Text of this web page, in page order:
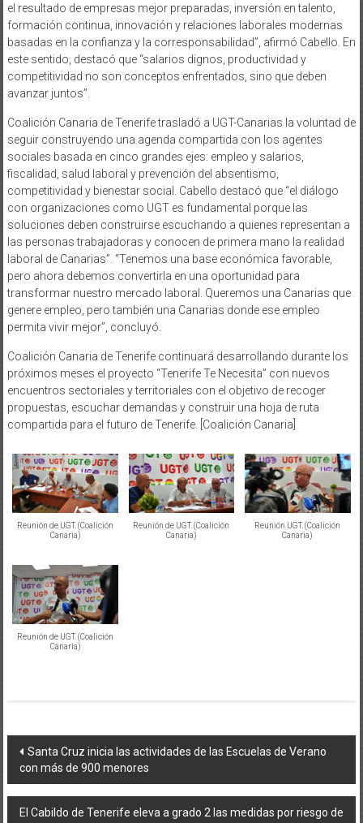
el resultado de empresas mejor preparadas, inversión en talento,
formación continua, innovación y relaciones laborales modernas
basadas en la confianza y la corresponsabilidad”, afirmó Cabello. En
este sentido, destacó que “salarios dignos, productividad y
competitividad no son conceptos enfrentados, sino que deben
avanzar juntos”.
Coalición Canaria de Tenerife trasladó a UGT-Canarias la voluntad de
seguir construyendo una agenda compartida con los agentes
sociales basada en cinco grandes ejes: empleo y salarios,
fiscalidad, salud laboral y prevención del absentismo,
competitividad y bienestar social. Cabello destacó que “el diálogo
con organizaciones como UGT es fundamental porque las
soluciones deben construirse escuchando a quienes representan a
las personas trabajadoras y conocen de primera mano la realidad
laboral de Canarias”. “Tenemos una base económica favorable,
pero ahora debemos convertirla en una oportunidad para
transformar nuestro mercado laboral. Queremos una Canarias que
genere empleo, pero también una Canarias donde ese empleo
permita vivir mejor”, concluyó.
Coalición Canaria de Tenerife continuará desarrollando durante los
próximos meses el proyecto “Tenerife Te Necesita” con nuevos
encuentros sectoriales y territoriales con el objetivo de recoger
propuestas, escuchar demandas y construir una hoja de ruta
compartida para el futuro de Tenerife. [Coalición Canaria]
Reunión de UGT. (Coalición
Canaria)
Reunión de UGT. (Coalición
Canaria)
Reunión UGT. (Coalición
Canaria)
Reunión de UGT. (Coalición
Canaria)
Navegación
de
entradas
Santa Cruz inicia las actividades de las Escuelas de Verano
con más de 900 menores
El Cabildo de Tenerife eleva a grado 2 las medidas por riesgo de